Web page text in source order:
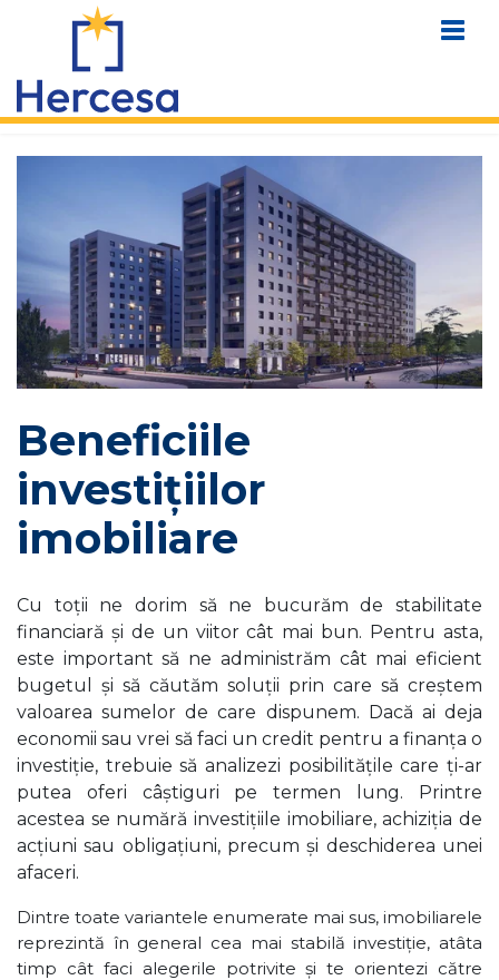
Beneficiile
investițiilor
imobiliare
Cu toții ne dorim să ne bucurăm de stabilitate
financiară și de un viitor cât mai bun. Pentru asta,
este important să ne administrăm cât mai eficient
bugetul și să căutăm soluții prin care să creștem
valoarea sumelor de care dispunem. Dacă ai deja
economii sau vrei să faci un credit pentru a finanța o
investiție, trebuie să analizezi posibilitățile care ți-ar
putea oferi câștiguri pe termen lung. Printre
acestea se numără investițiile imobiliare, achiziția de
acțiuni sau obligațiuni, precum și deschiderea unei
afaceri.
Dintre toate variantele enumerate mai sus, imobiliarele
reprezintă în general cea mai stabilă investiție, atâta
timp cât faci alegerile potrivite și te orientezi către